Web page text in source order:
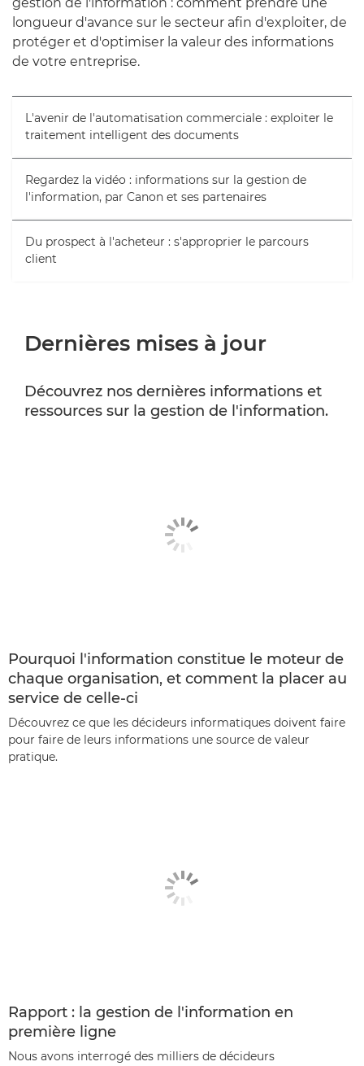
gestion de l'information : comment prendre une
longueur d'avance sur le secteur afin d'exploiter, de
protéger et d'optimiser la valeur des informations
de votre entreprise.
L'avenir de l'automatisation commerciale : exploiter le
traitement intelligent des documents
Regardez la vidéo : informations sur la gestion de
l'information, par Canon et ses partenaires
Du prospect à l'acheteur : s'approprier le parcours
client
Dernières mises à jour
Découvrez nos dernières informations et
ressources sur la gestion de l'information.
Pourquoi l'information constitue le moteur de
chaque organisation, et comment la placer au
service de celle-ci
Découvrez ce que les décideurs informatiques doivent faire
pour faire de leurs informations une source de valeur
pratique.
Rapport : la gestion de l'information en
première ligne
Nous avons interrogé des milliers de décideurs